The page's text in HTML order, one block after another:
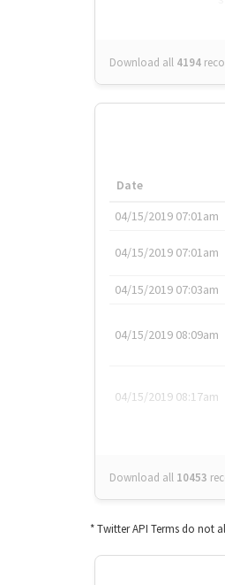
Download all 4194
Date
04/15/2019 07:01am
04/15/2019 07:01am
04/15/2019 07:03am
04/15/2019 08:09am
04/15/2019 08:17am
Download all 10453
* Twitter API Terms do not